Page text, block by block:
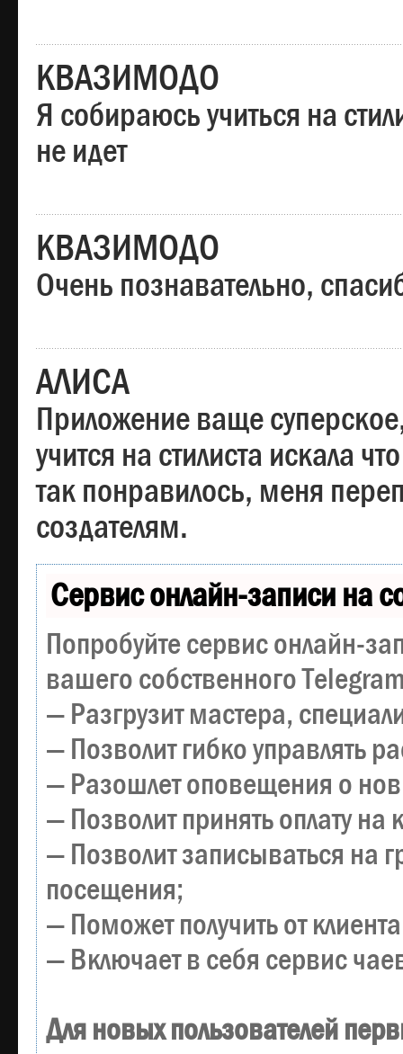
КВАЗИМОДО
Я собираюсь учиться на
не идет
КВАЗИМОДО
Очень познавательно,
АЛИСА
Приложение ваще
учится на стилиста искала
так понравилось, меня
создателям.
Сервис онлайн-записи на
Попробуйте сервис онлайн-
вашего собственного
— Разгрузит мастера,
— Позволит гибко управлять
— Разошлет оповещения о
— Позволит принять оплату
— Позволит записываться на
посещения;
— Поможет получить от
— Включает в себя сервис
Для новых пользователей